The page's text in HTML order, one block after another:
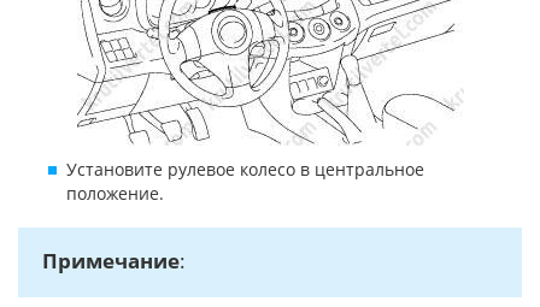
Установите рулевое колесо в центральное
положение.
Примечание: